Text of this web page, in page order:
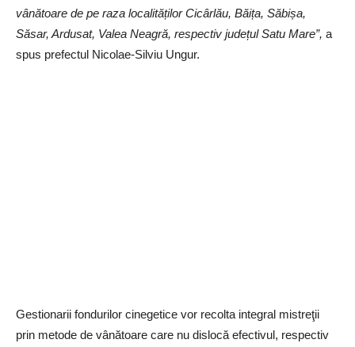
vânătoare de pe raza localităților Cicârlău, Băița, Săbișa,
Săsar, Ardusat, Valea Neagră, respectiv județul Satu Mare”, a
spus prefectul Nicolae-Silviu Ungur.
Gestionarii fondurilor cinegetice vor recolta integral mistreţii
prin metode de vânătoare care nu dislocă efectivul, respectiv